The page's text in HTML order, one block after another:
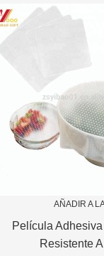
AÑADIR A
Película
Resistente